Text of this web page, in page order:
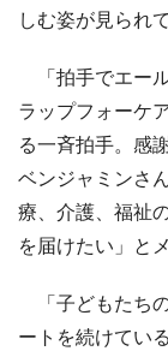
しむ姿が見られ
「拍手でエー
ラップフォーケ
る一斉拍手。感
ベンジャミンさ
療、介護、福祉
を届けたい」と
「子どもたち
ートを続けてい